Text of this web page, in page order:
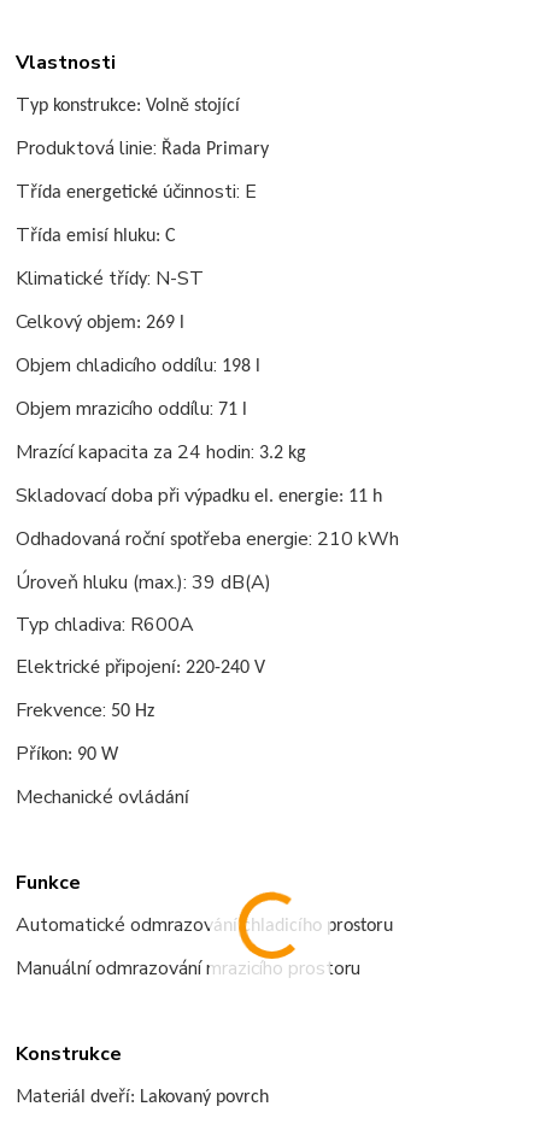
Vlastnosti
Typ konstrukce: Volně stojící
Produktová linie: Řada Primary
Třída energetické účinnosti: E
Třída emisí hluku: C
Klimatické třídy: N-ST
Celkový objem: 269 l
Objem chladicího oddílu: 198 l
Objem mrazicího oddílu:71 l
Mrazící kapacita za 24 hodin: 3.2 kg
Skladovací doba při výpadku el. energie: 11 h
Odhadovaná roční spotřeba energie: 210 kWh
Úroveň hluku (max.): 39 dB(A)
Typ chladiva: R600A
Elektrické připojení: 220-240 V
Frekvence: 50 Hz
Příkon: 90 W
Mechanickéovládání
Funkce
Automatické odmrazování chladicího prostoru
Manuální odmrazování mrazicího prostoru
Konstrukce
Materiál dveří: Lakovaný povrch